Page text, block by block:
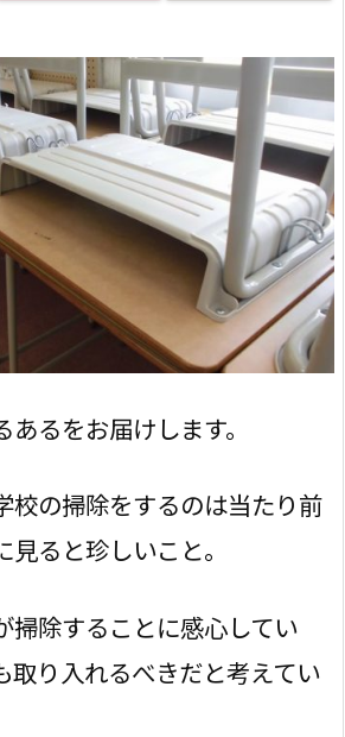
るをお届けします。
校の掃除をするのは当たり前
ると珍しいこと。
掃除することに感心してい
取り入れるべきだと考えてい